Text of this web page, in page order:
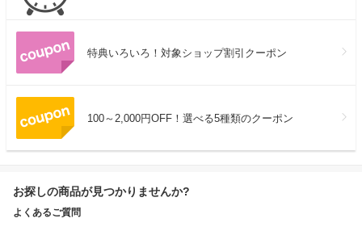
特典いろいろ！対象ショップ割引クーポン
100～2,000円OFF！選べる5種類のクーポン
お探しの商品が見つかりませんか?
よくあるご質問